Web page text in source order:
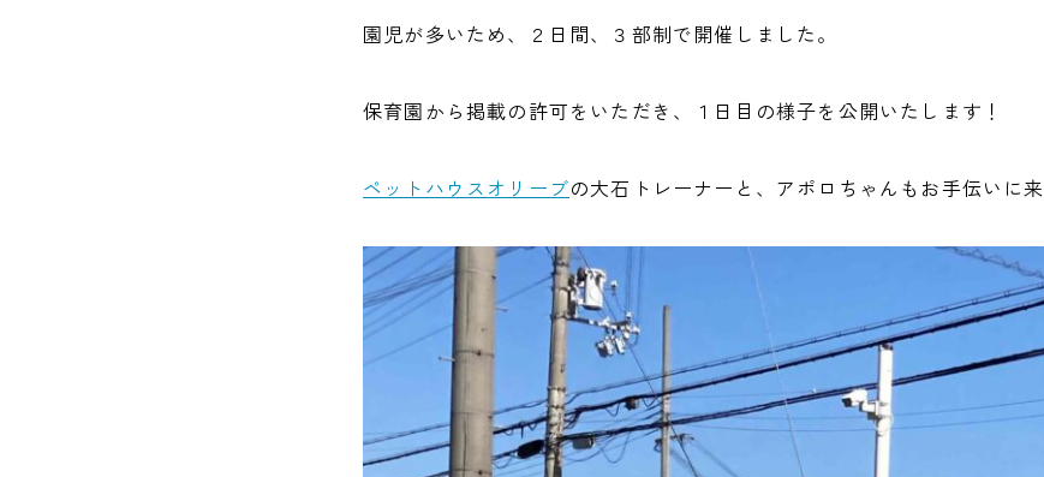
園児が多いため、２日間、３部制で開催しました。
保育園から掲載の許可をいただき、１日目の様子を公開いたします！
ペットハウスオリーブの大石トレーナーと、アポロちゃんもお手伝いに